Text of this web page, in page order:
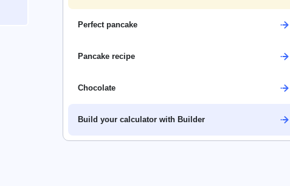
Perfect pancake
Pancake recipe
Chocolate
Build your calculator with Builder